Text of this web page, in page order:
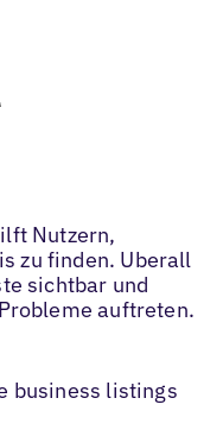
Nutzern,
zu finden. Uberall
sichtbar und
auftreten.
business listings